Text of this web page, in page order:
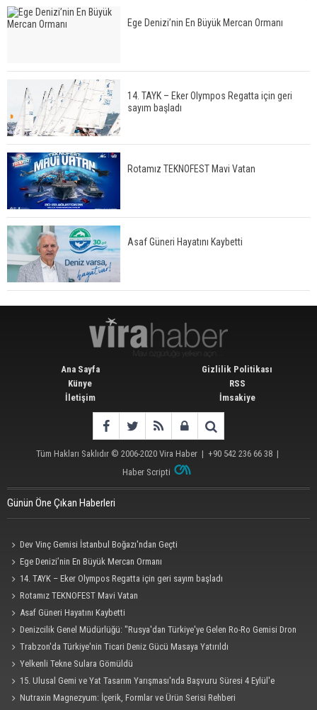
Ege Denizi’nin En Büyük Mercan Ormanı
14. TAYK – Eker Olympos Regatta için geri
sayım başladı
Rotamız TEKNOFEST Mavi Vatan
Asaf Güneri Hayatını Kaybetti
Ana Sayfa
Künye
İletişim
Gizlilik Politikası
RSS
İmsakiye
Tüm Hakları Saklıdır © 2006-2020 Vira Haber | +90 542 236 66 38 |
Haber Scripti
Günün Öne Çıkan Haberleri
Dev Vinç Gemisi İstanbul Boğazı'ndan Geçti
Ege Denizi’nin En Büyük Mercan Ormanı
14. TAYK – Eker Olympos Regatta için geri sayım başladı
Rotamız TEKNOFEST Mavi Vatan
Asaf Güneri Hayatını Kaybetti
Denizcilik Genel Müdürlüğü: "Rusya'dan Türkiye'ye Gelen Ro-Ro Gemisi Dron
Saldırısına Uğradı"
Trabzon'da Türkiye'nin Ticari Deniz Gücü Masaya Yatırıldı
Yelkenli Tekne Sulara Gömüldü
15. Ulusal Gemi ve Yat Tasarım Yarışması'nda Başvuru Süresi 4 Eylül'e
Uzatıldı
Nutraxin Magnezyum: İçerik, Formlar ve Ürün Serisi Rehberi